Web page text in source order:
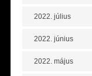
2022. július
2022. június
2022. május